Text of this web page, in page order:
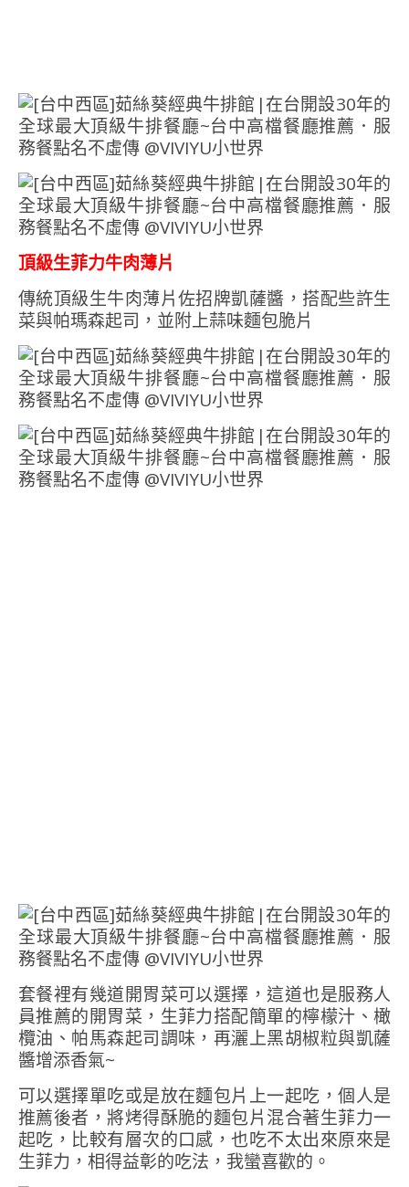
頂級生菲力牛肉薄片
傳統頂級生牛肉薄片佐招牌凱薩醬，搭配些許生
菜與帕瑪森起司，並附上蒜味麵包脆片
套餐裡有幾道開胃菜可以選擇，這道也是服務人
員推薦的開胃菜，生菲力搭配簡單的檸檬汁、橄
欖油、帕馬森起司調味，再灑上黑胡椒粒與凱薩
醬增添香氣~
可以選擇單吃或是放在麵包片上一起吃，個人是
推薦後者，將烤得酥脆的麵包片混合著生菲力一
起吃，比較有層次的口感，也吃不太出來原來是
生菲力，相得益彰的吃法，我蠻喜歡的。